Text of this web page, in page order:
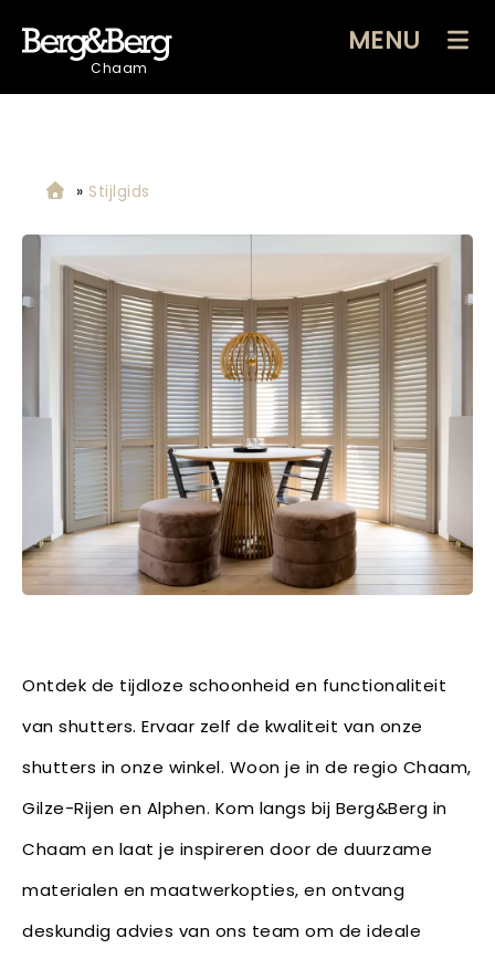
Chaam
MENU
» Stijlgids
Ontdek de tijdloze schoonheid en functionaliteit
van shutters. Ervaar zelf de kwaliteit van onze
shutters in onze winkel. Woon je in de regio Chaam,
Gilze-Rijen en Alphen. Kom langs bij Berg&Berg in
Chaam en laat je inspireren door de duurzame
materialen en maatwerkopties, en ontvang
deskundig advies van ons team om de ideale